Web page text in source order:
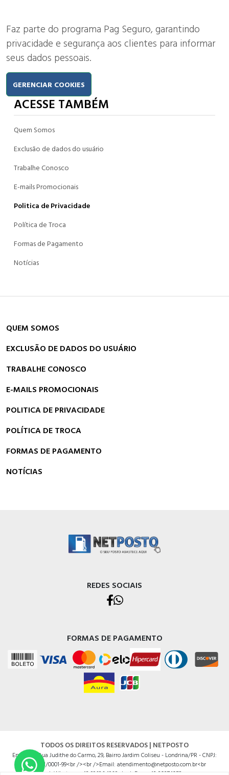
Faz parte do programa Pag Seguro, garantindo
privacidade e segurança aos clientes para informar
seus dados pessoais.
GERENCIAR COOKIES
ACESSE TAMBÉM
Quem Somos
Exclusão de dados do usuário
Trabalhe Conosco
E-mails Promocionais
Politica de Privacidade
Política de Troca
Formas de Pagamento
Notícias
QUEM SOMOS
EXCLUSÃO DE DADOS DO USUÁRIO
TRABALHE CONOSCO
E-MAILS PROMOCIONAIS
POLITICA DE PRIVACIDADE
POLÍTICA DE TROCA
FORMAS DE PAGAMENTO
NOTÍCIAS
REDES SOCIAIS
FORMAS DE PAGAMENTO
TODOS OS DIREITOS RESERVADOS | NETPOSTO
Endereço Rua Judithe do Carmo, 29, Bairro Jardim Coliseu - Londrina/PR - CNPJ:
14625201/0001-99<br /><br />Email: atendimento@netposto.com.br<br
/>Whatsapp: 43 99636.4968<br />Fone: 43 3037.1052